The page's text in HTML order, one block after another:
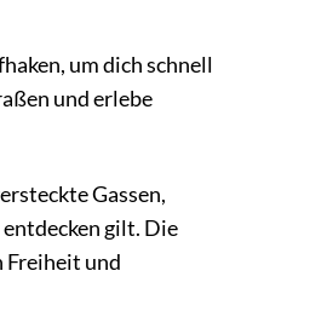
um dich schnell
und erlebe
Gassen,
gilt. Die
Freiheit und